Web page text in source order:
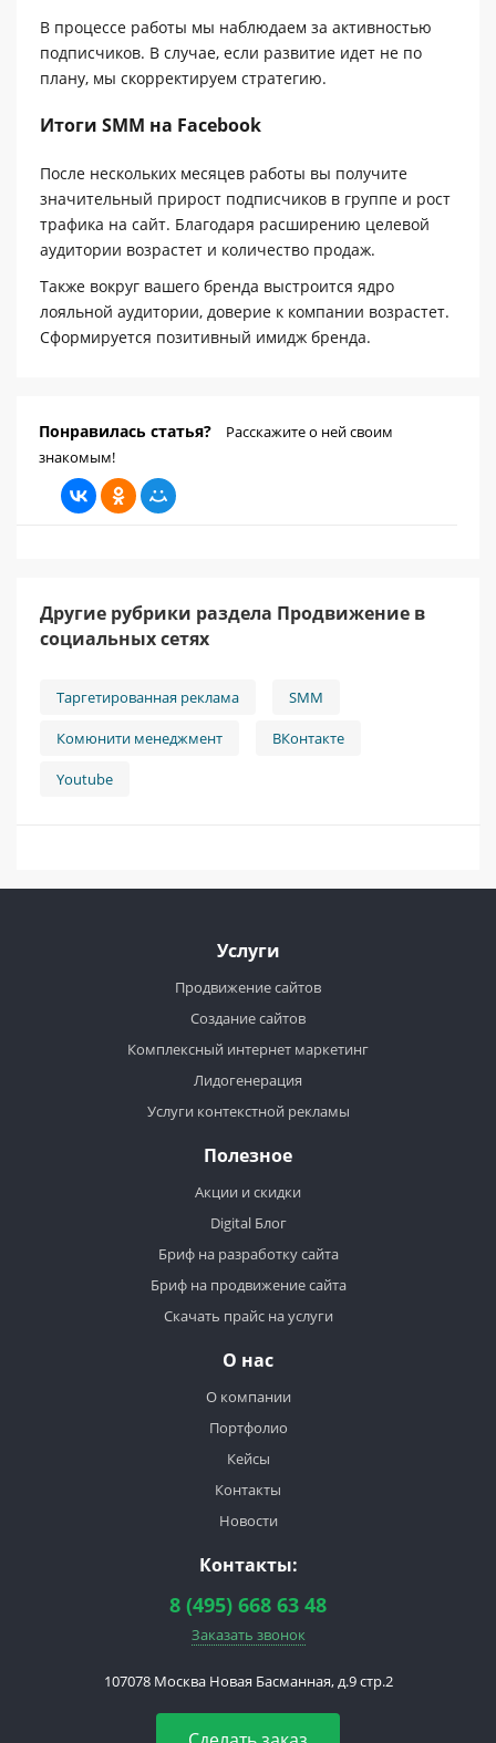
В процессе работы мы наблюдаем за активностью
подписчиков. В случае, если развитие идет не по
плану, мы скорректируем стратегию.
Итоги SMM на Facebook
После нескольких месяцев работы вы получите
значительный прирост подписчиков в группе и рост
трафика на сайт. Благодаря расширению целевой
аудитории возрастет и количество продаж.
Также вокруг вашего бренда выстроится ядро
лояльной аудитории, доверие к компании возрастет.
Сформируется позитивный имидж бренда.
Понравилась статья?
Расскажите о ней своим
знакомым!
Другие рубрики раздела Продвижение в
социальных сетях
Таргетированная реклама SMM
Комюнити менеджмент ВКонтакте
Youtube
Услуги
Продвижение сайтов
Создание сайтов
Комплексный интернет маркетинг
Лидогенерация
Услуги контекстной рекламы
Полезное
Акции и скидки
Digital Блог
Бриф на разработку сайта
Бриф на продвижение сайта
Скачать прайс на услуги
О нас
О компании
Портфолио
Кейсы
Контакты
Новости
Контакты:
8 (495) 668 63 48
Заказать звонок
107078 Москва Новая Басманная, д.9 стр.2